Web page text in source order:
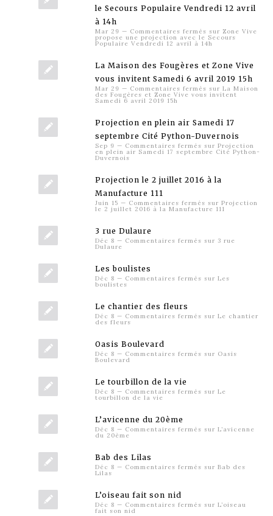
le Secours Populaire Vendredi 12 avril
à 14h
Mar 29 — Commentaires fermés sur Zone Vive
propose une projection avec le Secours
Populaire Vendredi 12 avril à 14h
La Maison des Fougères et Zone Vive
vous invitent Samedi 6 avril 2019 15h
Mar 29 — Commentaires fermés sur La Maison
des Fougères et Zone Vive vous invitent
Samedi 6 avril 2019 15h
Projection en plein air Samedi 17
septembre Cité Python-Duvernois
Sep 9 — Commentaires fermés sur Projection
en plein air Samedi 17 septembre Cité Python-
Duvernois
Projection le 2 juillet 2016 à la
Manufacture 111
Juin 15 — Commentaires fermés sur Projection
le 2 juillet 2016 à la Manufacture 111
3 rue Dulaure
Déc 8 — Commentaires fermés sur 3 rue
Dulaure
Les boulistes
Déc 8 — Commentaires fermés sur Les
boulistes
Le chantier des fleurs
Déc 8 — Commentaires fermés sur Le chantier
des fleurs
Oasis Boulevard
Déc 8 — Commentaires fermés sur Oasis
Boulevard
Le tourbillon de la vie
Déc 8 — Commentaires fermés sur Le
tourbillon de la vie
L’avicenne du 20ème
Déc 8 — Commentaires fermés sur L’avicenne
du 20ème
Bab des Lilas
Déc 8 — Commentaires fermés sur Bab des
Lilas
L’oiseau fait son nid
Déc 8 — Commentaires fermés sur L’oiseau
fait son nid